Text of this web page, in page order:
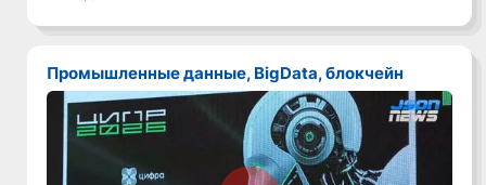
Промышленные данные, BigData, блокчейн